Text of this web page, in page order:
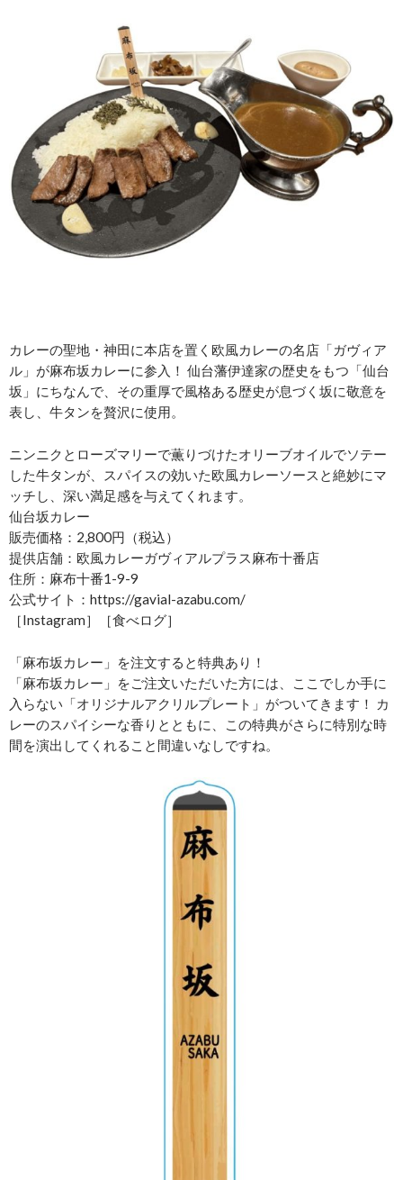
カレーの聖地・神田に本店を置く欧風カレーの名店「ガヴィア
ル」が麻布坂カレーに参入！ 仙台藩伊達家の歴史をもつ「仙台
坂」にちなんで、その重厚で風格ある歴史が息づく坂に敬意を
表し、牛タンを贅沢に使用。
ニンニクとローズマリーで薫りづけたオリーブオイルでソテー
した牛タンが、スパイスの効いた欧風カレーソースと絶妙にマ
ッチし、深い満足感を与えてくれます。
仙台坂カレー
販売価格：2,800円（税込）
提供店舗：欧風カレーガヴィアルプラス麻布十番店
住所：麻布十番1-9-9
公式サイト：https://gavial-azabu.com/
［Instagram］［食べログ］
「麻布坂カレー」を注文すると特典あり！
「麻布坂カレー」をご注文いただいた方には、ここでしか手に
入らない「オリジナルアクリルプレート」がついてきます！ カ
レーのスパイシーな香りとともに、この特典がさらに特別な時
間を演出してくれること間違いなしですね。